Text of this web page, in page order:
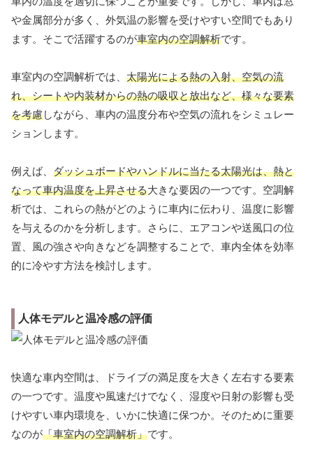
や金属部分が多く、外気温の影響を受けやすい空間でもあり
ます。そこで活躍するのが車室内の空調解析です。
車室内の空調解析では、 太陽光による熱の入射、空気の流
れ、シートや内装材からの熱の吸収と放出など、様々な要素
を考慮しながら、車内の温度分布や空気の流れをシミュレー
ションします。
例えば、 ダッシュボードやハンドルに当たる太陽光は、熱と
なって車内温度を上昇させる大きな要因の一つです。空調解
析では、これらの熱がどのように車内に伝わり、温度に影響
を与えるのかを分析します。さらに、エアコンや送風口の位
置、風の強さや向きなどを調整することで、車内全体を効率
的に冷やす方法を検討します。
人体モデルと温冷感の評価
快適な車内空間は、ドライブの満足度を大きく左右する要素
の一つです。温度や風速だけでなく、湿度や日射の影響も受
けやすい車内環境を、いかに快適に保つか。そのために重要
なのが「車室内の空調解析」です。